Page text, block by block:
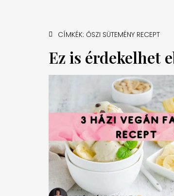
CÍMKÉK: ŐSZI SÜTEMÉNY RECEPT
Ez is érdekelhet